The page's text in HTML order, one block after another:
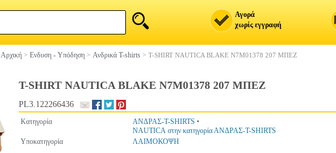
Αγορά
χωρίς εγγραφή
Αρχική > Ενδυση - Υπόδηση > Ανδρικά T-shirts > T-SHIRT NAUTICA BLAKE N7M01378 207 ΜΠΕΖ
T-SHIRT NAUTICA BLAKE N7M01378 207 ΜΠΕΖ
PL3.122266436
Κατηγορία ΑΝΔΡΑΣ-T-SHIRTS •
NAUTICA στην κατηγορία ΑΝΔΡΑΣ-T-SHIRTS
Υποκατηγορία
ΛΑΙΜΟΚΟΨΗ